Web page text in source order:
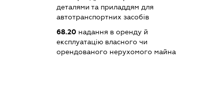
деталями та приладдям для
автотранспортних засобів
68.20 надання в оренду й
експлуатацію власного чи
орендованого нерухомого майна